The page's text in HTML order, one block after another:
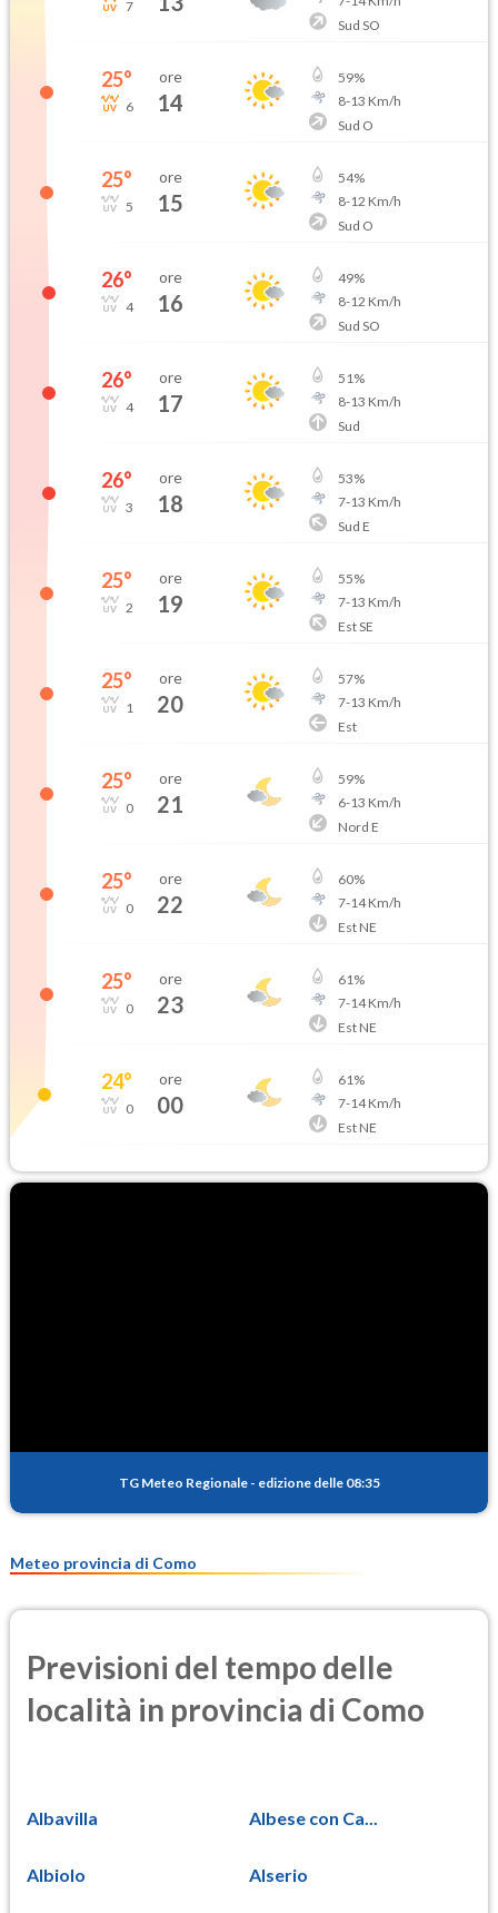
7
Sud SO
25°
6
ore
14
59%
8-13 Km/h
Sud O
25°
5
ore
15
54%
8-12 Km/h
Sud O
26°
4
ore
16
49%
8-12 Km/h
Sud SO
26°
4
ore
17
51%
8-13 Km/h
Sud
26°
3
ore
18
53%
7-13 Km/h
Sud E
25°
2
ore
19
55%
7-13 Km/h
Est SE
25°
1
ore
20
57%
7-13 Km/h
Est
25°
0
ore
21
59%
6-13 Km/h
Nord E
25°
0
ore
22
60%
7-14Km/h
Est NE
25°
0
ore
23
61%
7-14Km/h
Est NE
24°
0
ore
00
61%
7-14Km/h
Est NE
TG Meteo Regionale - edizione delle 08:35
Meteo provincia di Como
Previsioni del tempo delle
località in provincia di Como
Albavilla Albese con Ca...
Albiolo Alserio